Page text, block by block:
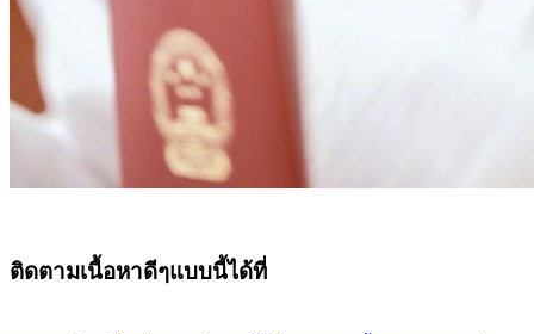
ติดตามเนื้อหาดีๆแบบนี้ได้ที่